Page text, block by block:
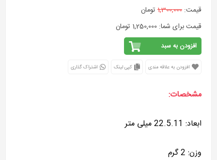
قیمت:1,300,000تومان
قیمت برای شما: 1,250,000 تومان
افزودن به سبد
افزودن به علاقه مندی کپی لینک اشتراک گذاری
مشخصات:
ابعاد: 22.5.11 میلی متر
وزن: 2 گرم